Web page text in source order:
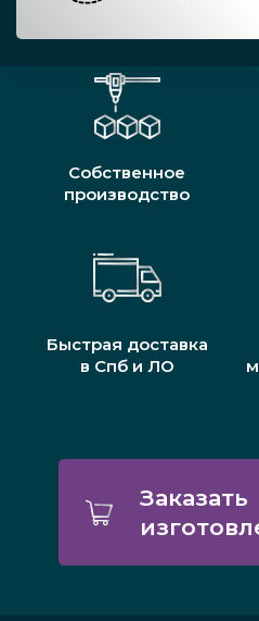
Собственное
производство
Быстрая доставка
в Спб и ЛО
Заказать